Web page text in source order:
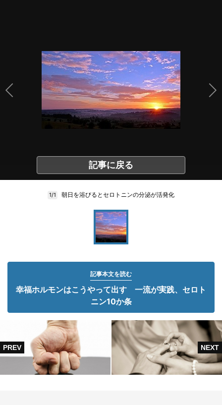
記事に戻る
1/1 朝日を浴びるとセロトニンの分泌が活発化
記事本文を読む
幸福ホルモンはこうやって出す 一流が実践、セロト
ニン10か条